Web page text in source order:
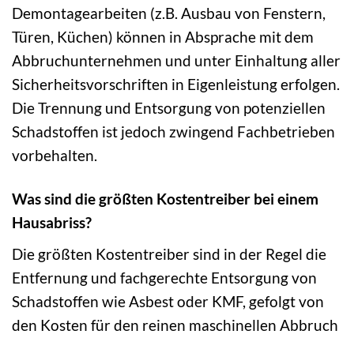
Demontagearbeiten (z.B. Ausbau von Fenstern,
Türen, Küchen) können in Absprache mit dem
Abbruchunternehmen und unter Einhaltung aller
Sicherheitsvorschriften in Eigenleistung erfolgen.
Die Trennung und Entsorgung von potenziellen
Schadstoffen ist jedoch zwingend Fachbetrieben
vorbehalten.
Was sind die größten Kostentreiber bei einem
Hausabriss?
Die größten Kostentreiber sind in der Regel die
Entfernung und fachgerechte Entsorgung von
Schadstoffen wie Asbest oder KMF, gefolgt von
den Kosten für den reinen maschinellen Abbruch